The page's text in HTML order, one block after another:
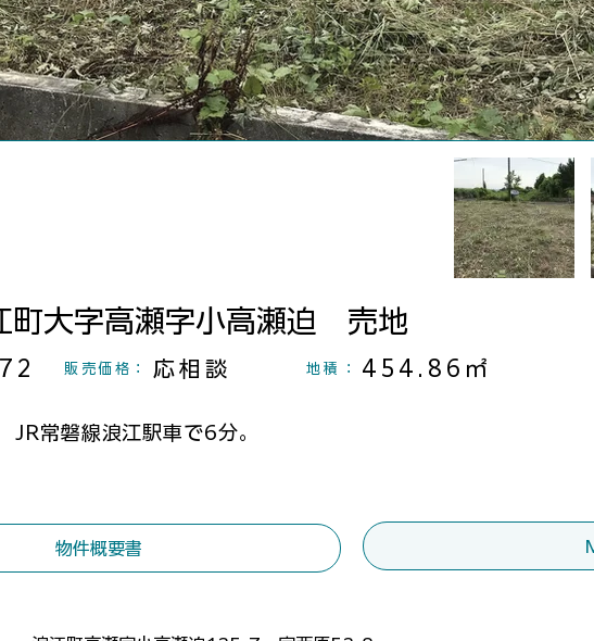
町大字高瀬字小高瀬迫 売地
応相談
​販売価格： 地積 ： 454.86㎡
JR常磐線浪江駅車で6分。
物件概要書